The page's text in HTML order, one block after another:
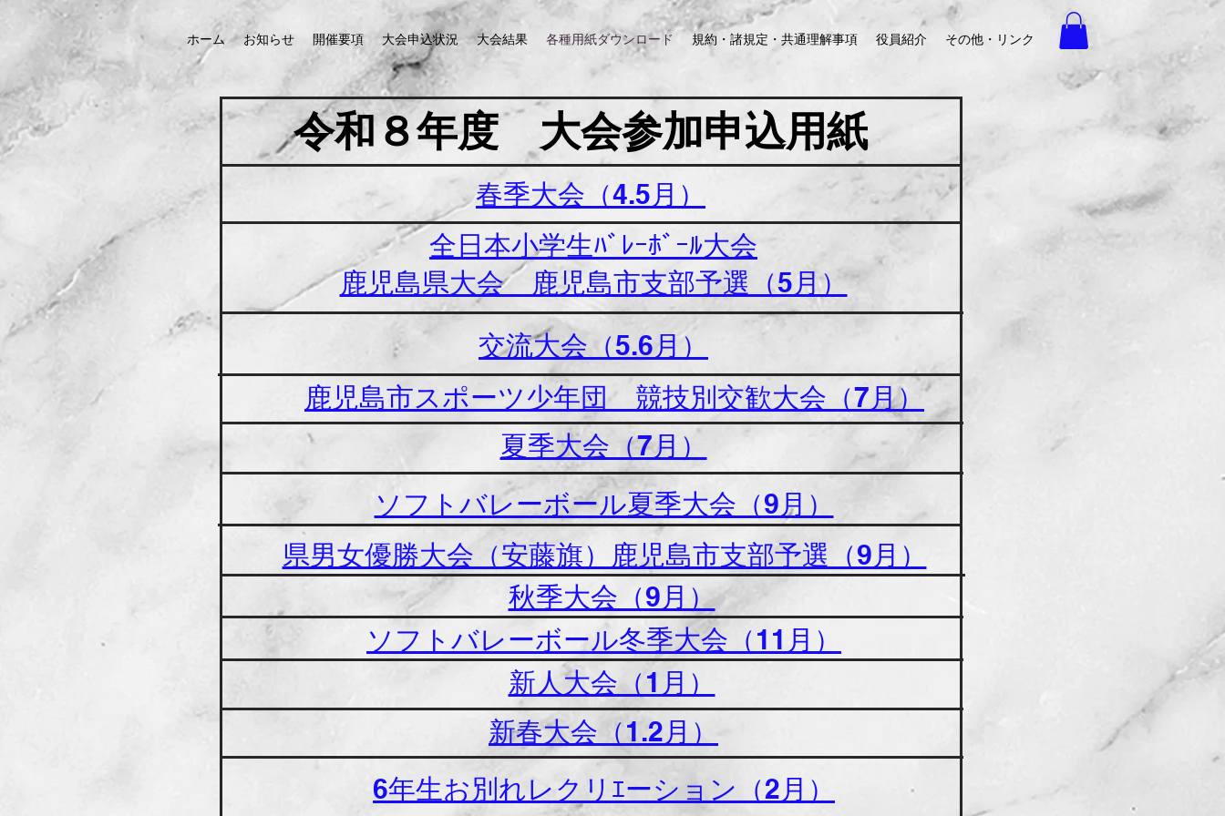
ホーム お知らせ 開催要項 大会申込状況 大会結果 各種用紙ダウンロード 規約・諸規定・共通理解事項 役員紹介 その他・リンク
​令和８年度 大会参加申込用紙
​春季大会（4.5月）
​全日本小学生ﾊﾞﾚｰﾎﾞｰﾙ大会
鹿児島県大会 鹿児島市支部予選（5月）
​交流大会（5.6月）
夏季大会（7月）
ソフトバレーボール夏季大会（9月）
​県男女優勝大会（安藤旗）鹿児島市支部予選（9月）
秋季大会（9月）
​鹿児島市スポーツ少年団 競技別交歓大会（7月）
新人大会（1月）
新春大会（1.2月）
ソフトバレーボール冬季大会（11月）
6年生お別れレクリｴーション（2月）